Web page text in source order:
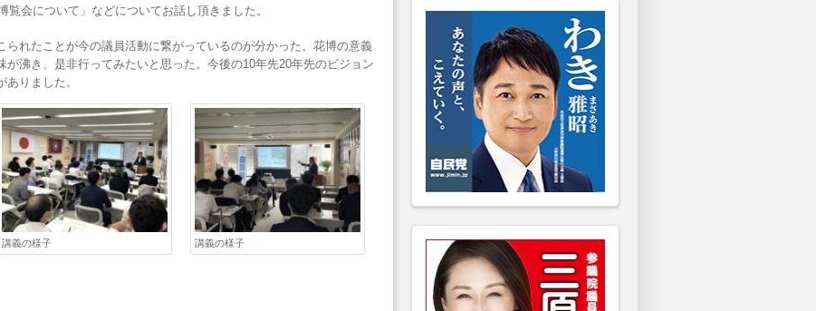
会について」などについてお話し頂きました。
れたことが今の議員活動に繋がっているのが分かった。花博の意義
が沸き、是非行ってみたいと思った。今後の10年先20年先のビジョン
りました。
講義の様子 講義の様子